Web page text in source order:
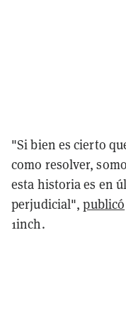
"Si bien es cierto
como resolver,
esta historia es en
perjudicial",publicó
1inch.